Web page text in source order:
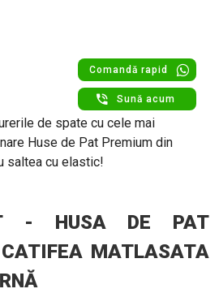
Comandă rapid
Sună acum
de spate cu cele mai
Huse de Pat Premium din
saltea cu elastic!
- HUSA DE PAT
MATLASATA